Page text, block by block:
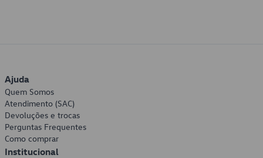
Ajuda
Quem Somos
Atendimento (SAC)
Devoluções e trocas
Perguntas Frequentes
Como comprar
Institucional